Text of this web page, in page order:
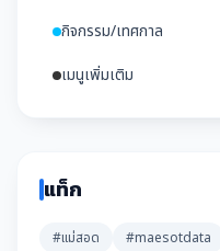
กิจกรรม/เทศกาล
เมนูเพิ่มเติม
แท็ก
#แม่สอด #maesotdata